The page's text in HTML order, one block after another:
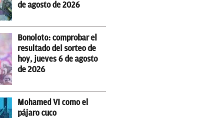
de agosto de 2026
Bonoloto: comprobar el
resultado del sorteo de
hoy, jueves 6 de agosto
de 2026
Mohamed VI como el
pájaro cuco